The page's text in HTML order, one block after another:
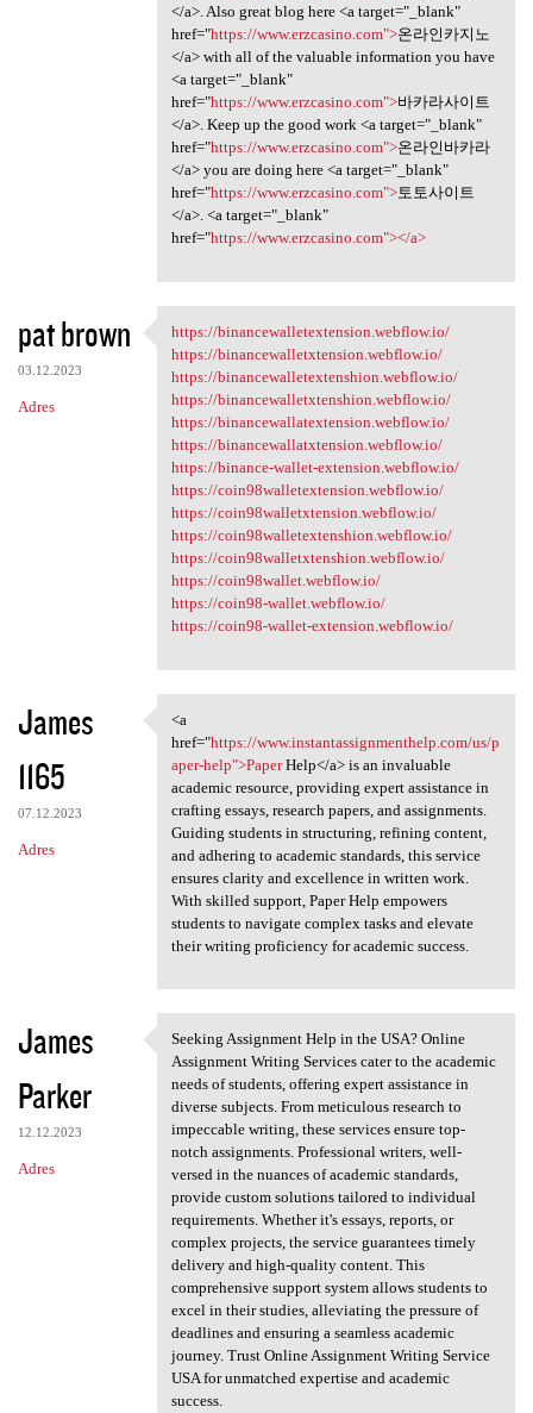
</a>. Also great blog here <a target="_blank"
href="https://www.erzcasino.com">온라인카지노
</a> with all of the valuable information you have
<a target="_blank"
href="https://www.erzcasino.com">바카라사이트
</a>. Keep up the good work <a target="_blank"
href="https://www.erzcasino.com">온라인바카라
</a> you are doing here <a target="_blank"
href="https://www.erzcasino.com">토토사이트
</a>. <a target="_blank"
href="https://www.erzcasino.com"></a>
pat brown
03.12.2023
Adres
https:/
https://binancewalletextension.webflow.io/
https://binancewalletxtension.webflow.io/
https://binancewalletextenshion.webflow.io/
https://binancewalletxtenshion.webflow.io/
https://binancewallatextension.webflow.io/
https://binancewallatxtension.webflow.io/
https://binance-wallet-extension.webflow.io/
https://coin98walletextension.webflow.io/
https://coin98walletxtension.webflow.io/
https://coin98walletextenshion.webflow.io/
https://coin98walletxtenshion.webflow.io/
https://coin98wallet.webflow.io/
https://coin98-wallet.webflow.io/
https://coin98-wallet-extension.webflow.io/
James
1165
07.12.2023
Adres
<a href="https://www
<a
href="https://www.instantassignmenthelp.com/us/p
aper-help">PaperHelp</a> is an invaluable
academic resource, providing expert assistance in
crafting essays, research papers, and assignments.
Guiding students in structuring, refining content,
and adhering to academic standards, this service
ensures clarity and excellence in written work.
With skilled support, Paper Help empowers
students to navigate complex tasks and elevate
their writing proficiency for academic success.
James
Parker
12.12.2023
Adres
Seeking Assignment Help in
Seeking Assignment Help in the USA? Online
Assignment Writing Services cater to the academic
needs of students, offering expert assistance in
diverse subjects. From meticulous research to
impeccable writing, these services ensure top-
notch assignments. Professional writers, well-
versed in the nuances of academic standards,
provide custom solutions tailored to individual
requirements. Whether it's essays, reports, or
complex projects, the service guarantees timely
delivery and high-quality content. This
comprehensive support system allows students to
excel in their studies, alleviating the pressure of
deadlines and ensuring a seamless academic
journey. Trust Online Assignment Writing Service
USA for unmatched expertise and academic
success.